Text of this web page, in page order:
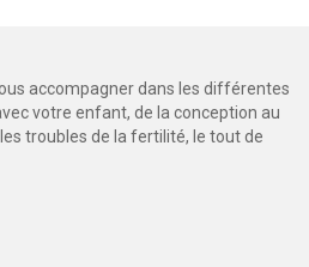
accompagner dans les différentes
votre enfant, de la conception au
troubles de la fertilité, le tout de